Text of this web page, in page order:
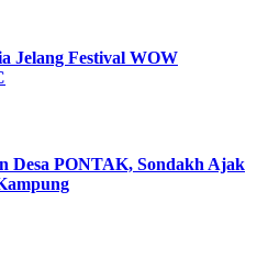
Jelang Festival WOW
Desa PONTAK, Sondakh Ajak